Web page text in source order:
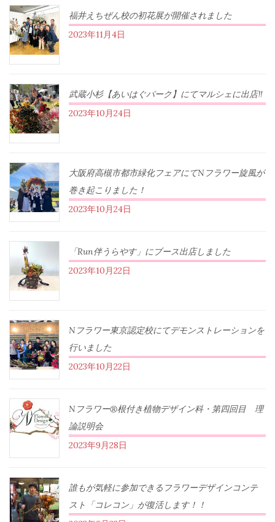
福井えちぜん校の初花展が開催されました
2023年11月4日
武蔵小杉【あいはぐパーク】にてマルシェに出店‼︎
2023年10月24日
大阪府高槻市都市緑化フェアにてNフラワー旋風が
巻き起こりました！
2023年10月24日
「Run伴うらやす」にブース出店しました
2023年10月22日
Nフラワー東京認定校にてデモンストレーションを
行いました
2023年10月22日
Nフラワー®根付き植物デザイン科・第四回目 理
論説明会
2023年9月28日
誰もが気軽に参加できるフラワーデザインコンテ
スト「コレコン」が復活します！！